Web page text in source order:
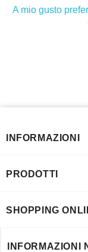
A mio gusto
INFORMAZIONI
PRODOTTI
SHOPPING
INFORMAZIONI